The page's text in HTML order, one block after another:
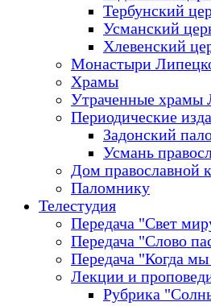
Тербунский
Усманский
Хлевенский
Монастыри
Храмы
Утраченные храмы
Периодические
Задонский
Усмань
Дом православной
Паломнику
Телестудия
Передача "Свет
Передача "Слово
Передача "Когда мы
Лекции и
Рубрика